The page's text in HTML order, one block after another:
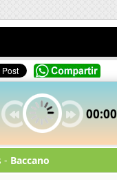
00:00
- Baccano